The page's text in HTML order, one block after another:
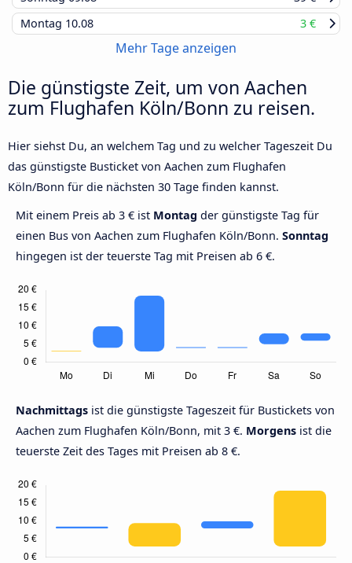
Montag 10.08 3 €
Mehr Tage anzeigen
Die günstigste Zeit, um von Aachen
zum Flughafen Köln/Bonn zu reisen.
Hier siehst Du, an welchem Tag und zu welcher Tageszeit Du
das günstigste Busticket von Aachen zum Flughafen
Köln/Bonn für die nächsten 30 Tage finden kannst.
Mit einem Preis ab 3 € ist Montag der günstigste Tag für
einen Bus von Aachen zum Flughafen Köln/Bonn. Sonntag
hingegen ist der teuerste Tag mit Preisen ab 6 €.
Nachmittags ist die günstigste Tageszeit für Bustickets von
Aachen zum Flughafen Köln/Bonn, mit 3 €. Morgens ist die
teuerste Zeit des Tages mit Preisen ab 8 €.